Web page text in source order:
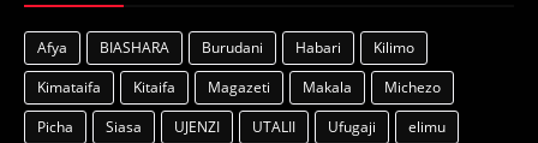
Afya BIASHARA Burudani Habari
Kilimo
Kimataifa
Kitaifa Magazeti Makala
Michezo
Picha
Siasa UJENZI UTALII Ufugaji
elimu